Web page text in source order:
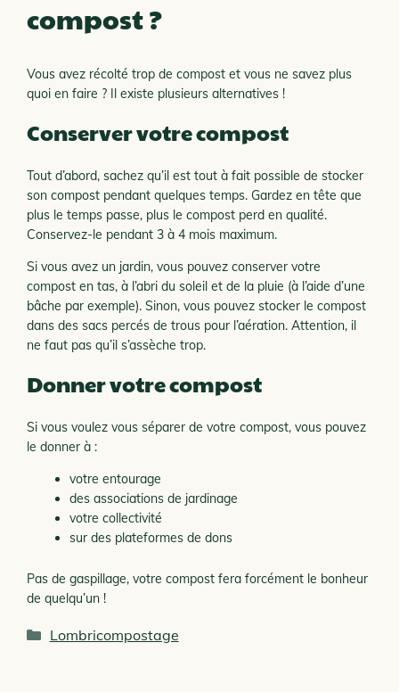
compost ?
Vous avez récolté trop de compost et vous ne savez plus
quoi en faire ? Il existe plusieurs alternatives !
Conserver votre compost
Tout d’abord, sachez qu’il est tout à fait possible de stocker
son compost pendant quelques temps. Gardez en tête que
plus le temps passe, plus le compost perd en qualité.
Conservez-le pendant 3 à 4 mois maximum.
Si vous avez un jardin, vous pouvez conserver votre
compost en tas, à l’abri du soleil et de la pluie (à l’aide d’une
bâche par exemple). Sinon, vous pouvez stocker le compost
dans des sacs percés de trous pour l’aération. Attention, il
ne faut pas qu’il s’assèche trop.
Donner votre compost
Si vous voulez vous séparer de votre compost, vous pouvez
le donner à :
votre entourage
des associations de jardinage
votre collectivité
sur des plateformes de dons
Pas de gaspillage, votre compost fera forcément le bonheur
de quelqu’un !
Catégories
Lombricompostage